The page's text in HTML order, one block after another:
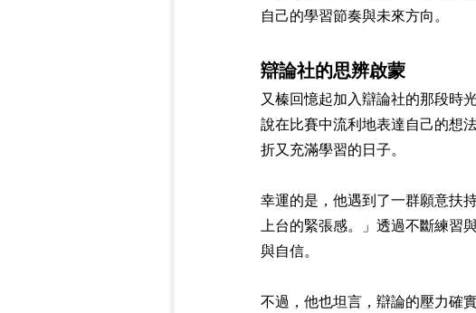
自己的學習節奏與未來方向。
辯論社的思辨啟蒙
又榛回憶起加入辯論社的那段時
說在比賽中流利地表達自己的想
折又充滿學習的日子。
幸運的是，他遇到了一群願意扶
上台的緊張感。」透過不斷練習
與自信。
不過，他也坦言，辯論的壓力確